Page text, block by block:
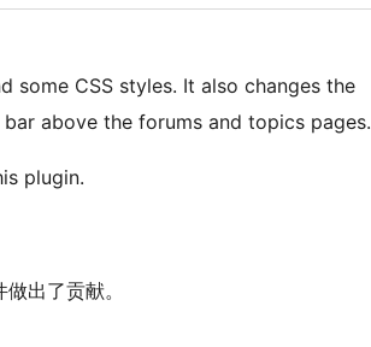
some CSS styles. It also changes the
above the forums and topics pages.
plugin.
出了贡献。